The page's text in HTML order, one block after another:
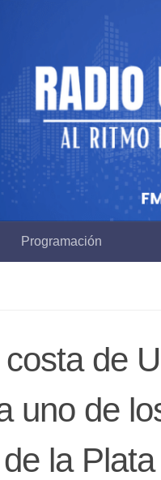
Programación
de
uno de
la Plata